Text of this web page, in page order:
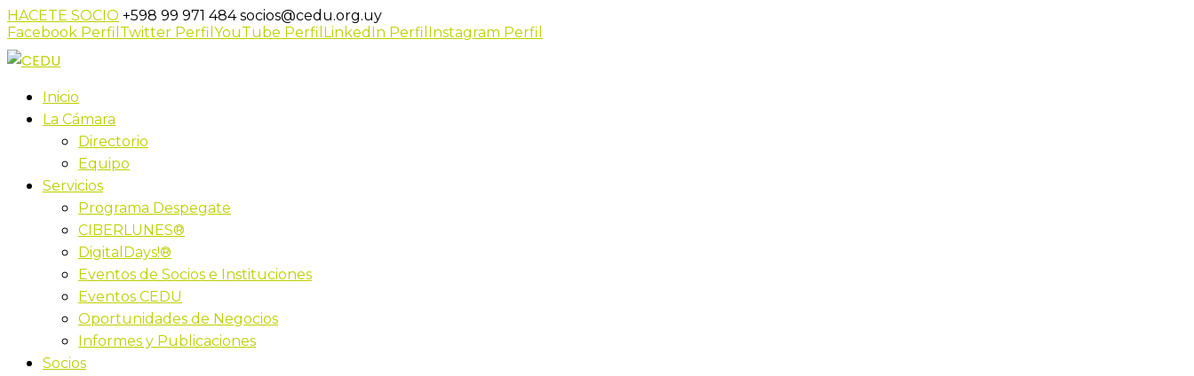
HACETE SOCIO +598 99 971 484socios@cedu.org.uy
Facebook Perfil Twitter Perfil YouTube Perfil LinkedIn Perfil Instagram Perfil
Inicio
La Cámara
Directorio
Equipo
Servicios
Programa Despegate
CIBERLUNES®
DigitalDays!®
Eventos de Socios e Instituciones
Eventos CEDU
Oportunidades de Negocios
Informes y Publicaciones
Socios